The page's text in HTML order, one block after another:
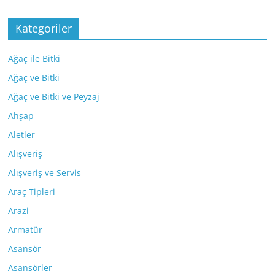
Kategoriler
Ağaç ile Bitki
Ağaç ve Bitki
Ağaç ve Bitki ve Peyzaj
Ahşap
Aletler
Alışveriş
Alışveriş ve Servis
Araç Tipleri
Arazi
Armatür
Asansör
Asansörler